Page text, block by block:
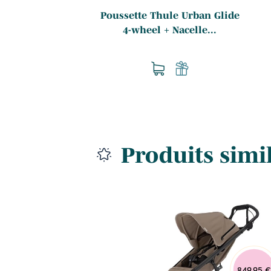
Poussette Thule Urban Glide
4-wheel + Nacelle...
Produits